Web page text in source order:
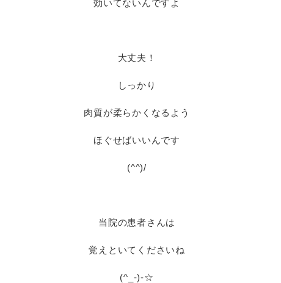
効いてないんですよ
大丈夫！
しっかり
肉質が柔らかくなるよう
ほぐせばいいんです
(^^)/
当院の患者さんは
覚えといてくださいね
(^_-)-☆